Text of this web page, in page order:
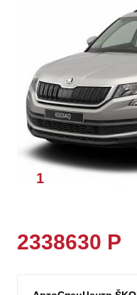
1
2338630 Р